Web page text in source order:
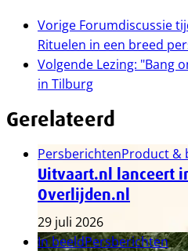
Vorige Forumdiscussie
Rituelen in een breed
Volgende Lezing: "Bang
in Tilburg
Gerelateerd
PersberichtenProduct &
Uitvaart.nl lanceert
Overlijden.nl
29 juli 2026
In beeldPersberichten